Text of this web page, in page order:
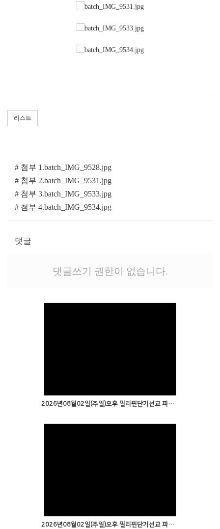
리스트
# 첨부 1.batch_IMG_9528.jpg
# 첨부 2.batch_IMG_9531.jpg
# 첨부 3.batch_IMG_9533.jpg
# 첨부 4.batch_IMG_9534.jpg
댓글
댓글쓰기 권한이 없습니다.
2026년08월02일(주일)오후 필리핀단기선교 파송예배2
2026년08월02일(주일)오후 필리핀단기선교 파송예배1